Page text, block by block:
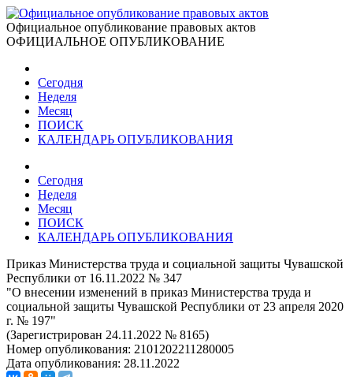
Официальное опубликование правовых актов
ОФИЦИАЛЬНОЕ ОПУБЛИКОВАНИЕ
Сегодня
Неделя
Месяц
ПОИСК
КАЛЕНДАРЬ ОПУБЛИКОВАНИЯ
Сегодня
Неделя
Месяц
ПОИСК
КАЛЕНДАРЬ ОПУБЛИКОВАНИЯ
Приказ Министерства труда и социальной защиты Чувашской
Республики от 16.11.2022 № 347
"О внесении изменений в приказ Министерства труда и
социальной защиты Чувашской Республики от 23 апреля 2020
г. № 197"
(Зарегистрирован 24.11.2022 № 8165)
Номер опубликования: 2101202211280005
Дата опубликования: 28.11.2022